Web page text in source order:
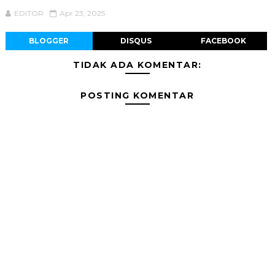
EDITOR Apr 23, 2025
BLOGGER DISQUS FACEBOOK
TIDAK ADA KOMENTAR:
POSTING KOMENTAR